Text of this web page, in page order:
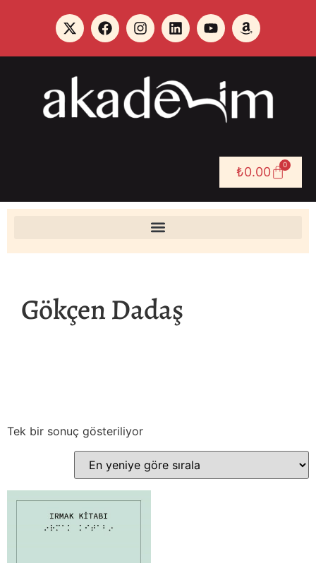
₺0.00 0
Gökçen Dadaş
Tek bir sonuç gösteriliyor